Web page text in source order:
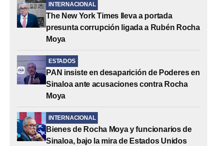
INTERNACIONAL
The New York Times lleva a portada
presunta corrupción ligada a Rubén Rocha
Moya
ESTADOS
PAN insiste en desaparición de Poderes en
Sinaloa ante acusaciones contra Rocha
Moya
INTERNACIONAL
Bienes de Rocha Moya y funcionarios de
Sinaloa, bajo la mira de Estados Unidos